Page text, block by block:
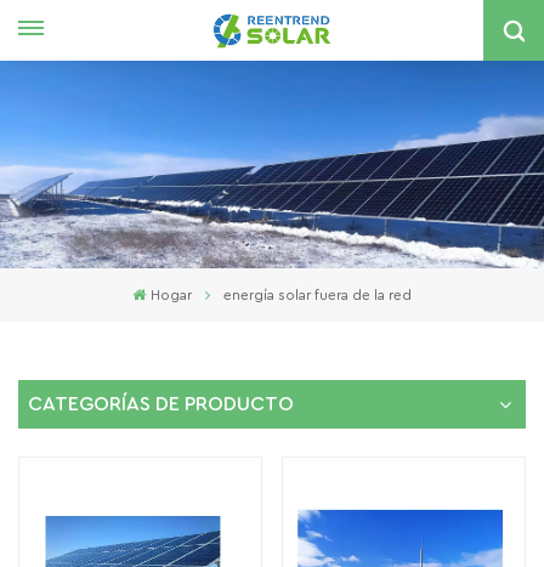
국의
Hogar energía solar fuera de la red
CATEGORÍAS DE PRODUCTO